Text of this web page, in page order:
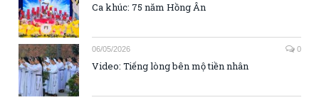
Ca khúc: 75 năm Hồng Ân
06/05/2026 0
Video: Tiếng lòng bên mộ tiền nhân